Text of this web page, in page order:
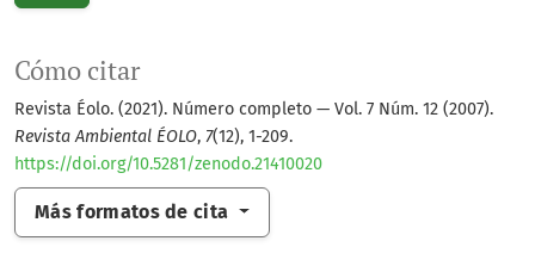
Cómo citar
Revista Éolo. (2021). Número completo — Vol. 7 Núm. 12 (2007).
Revista Ambiental ÉOLO, 7(12), 1-209.
https://doi.org/10.5281/zenodo.21410020
Más formatos de cita